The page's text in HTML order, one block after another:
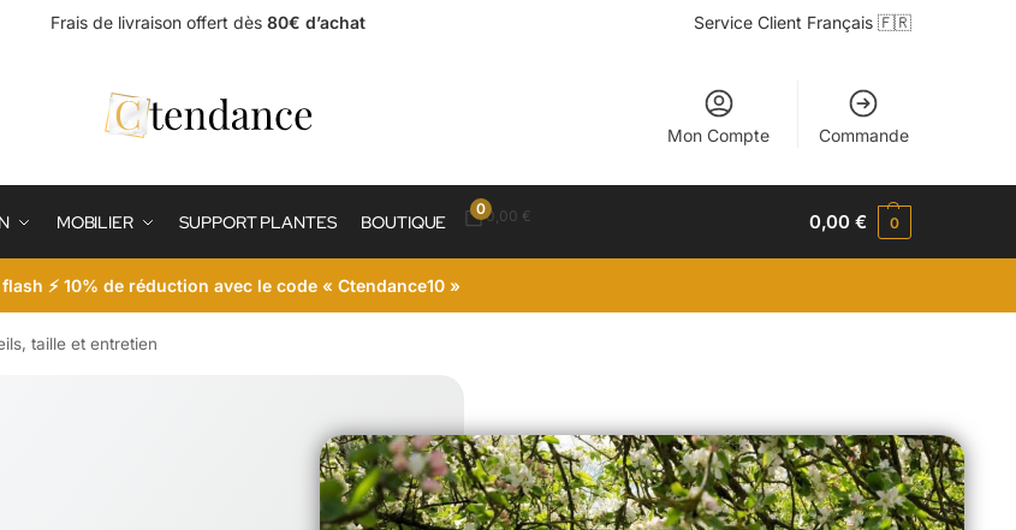
Frais de livraison offert dès 80€ d’achat Service Client Français 🇫🇷
Mon Compte Commande
MOBILIER SUPPORT PLANTES BOUTIQUE
00,00 € 0,00€ 0
⚡ 10% de réduction avec le code « Ctendance10 »
taille et entretien